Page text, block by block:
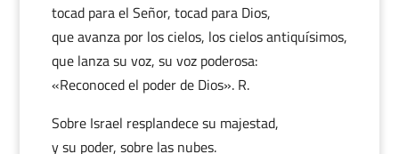
tocad para el Señor, tocad para Dios,
que avanza por los cielos, los cielos antiquísimos,
que lanza su voz, su voz poderosa:
«Reconoced el poder de Dios». R.
Sobre Israel resplandece su majestad,
y su poder, sobre las nubes.